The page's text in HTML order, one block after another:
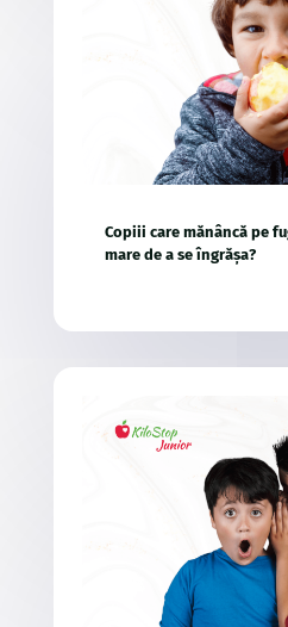
Copiii care mănâncă pe
mare de a se îngrășa?